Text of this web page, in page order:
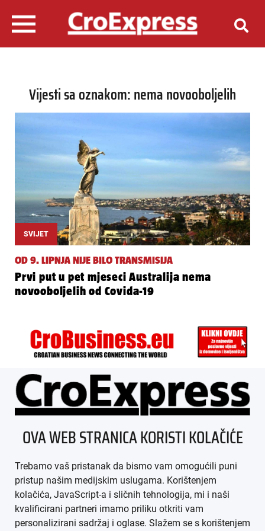
Vijesti sa oznakom: nema novooboljelih
SVIJET
OD 9. LIPNJA NIJE BILO TRANSMISIJA
Prvi put u pet mjeseci Australija nema
novooboljelih od Covida-19
ÜBER UNS
IMPRESSUM
AGB
DATENSCHUTZ
OVA WEB STRANICA KORISTI KOLAČIĆE
Trebamo vaš pristanak da bismo vam omogućili puni
pristup našim medijskim uslugama. Korištenjem
kolačića, JavaScript-a i sličnih tehnologija, mi i naši
kvalificirani partneri imamo priliku otkriti vam
personalizirani sadržaj i oglase. Slažem se s korištenjem